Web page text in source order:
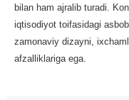
bilan ham ajralib turadi.
iqtisodiyot toifasidagi
zamonaviy dizayni,
afzalliklariga ega.